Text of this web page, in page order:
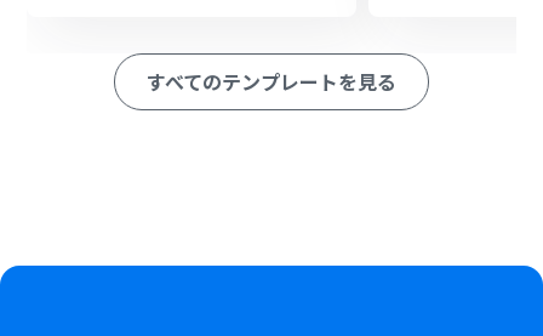
■このワークフローのカスタムポイント
作成するフォルダの名称は、固定のテキストだけでな
すべてのテンプレートを見る